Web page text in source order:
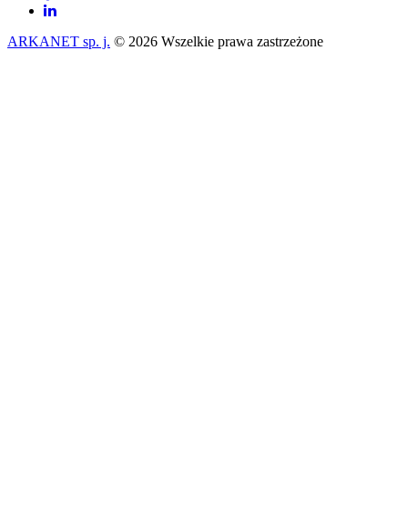
ARKANET sp. j. © 2026 Wszelkie prawa zastrzeżone